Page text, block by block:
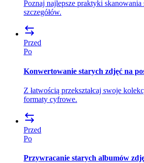
Poznaj najlepsze praktyki
szczegółów.
Przed
Po
Konwertowanie starych zdjęć na
Z łatwością przekształcaj swoje
formaty cyfrowe.
Przed
Po
Przywracanie starych albumów